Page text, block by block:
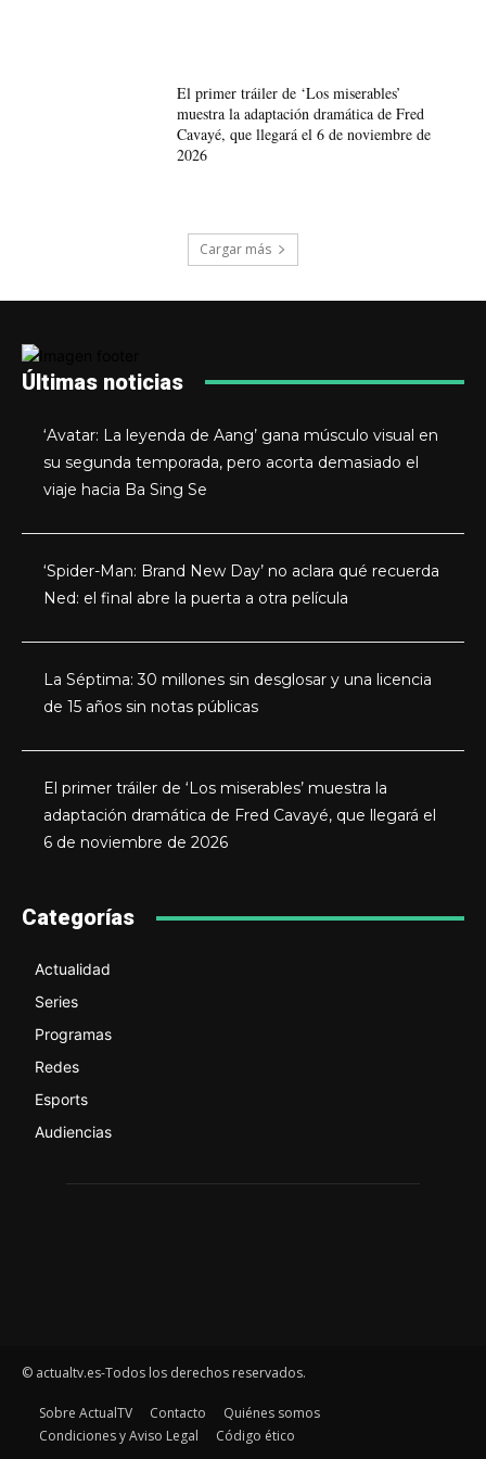
El primer tráiler de ‘Los miserables’
muestra la adaptación dramática de Fred
Cavayé, que llegará el 6 de noviembre de
2026
Cargar más
Últimas noticias
‘Avatar: La leyenda de Aang’ gana músculo visual en
su segunda temporada, pero acorta demasiado el
viaje hacia Ba Sing Se
‘Spider-Man: Brand New Day’ no aclara qué recuerda
Ned: el final abre la puerta a otra película
La Séptima: 30 millones sin desglosar y una licencia
de 15 años sin notas públicas
El primer tráiler de ‘Los miserables’ muestra la
adaptación dramática de Fred Cavayé, que llegará el
6 de noviembre de 2026
Categorías
Actualidad
Series
Programas
Redes
Esports
Audiencias
© actualtv.es-Todos los derechos reservados.
Sobre ActualTV Contacto
Quiénes somos
Condiciones y Aviso Legal
Código ético